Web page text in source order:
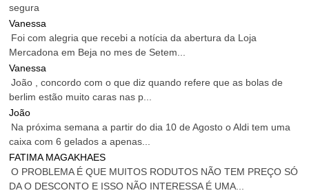
segura
Vanessa
Foi com alegria que recebi a notícia da abertura da Loja
Mercadona em Beja no mes de Setem...
Vanessa
João , concordo com o que diz quando refere que as bolas de
berlim estão muito caras nas p...
João
Na próxima semana a partir do dia 10 de Agosto o Aldi tem uma
caixa com 6 gelados a apenas...
FATIMA MAGAKHAES
O PROBLEMA É QUE MUITOS RODUTOS NÃO TEM PREÇO SÓ
DA O DESCONTO E ISSO NÃO INTERESSA É UMA...